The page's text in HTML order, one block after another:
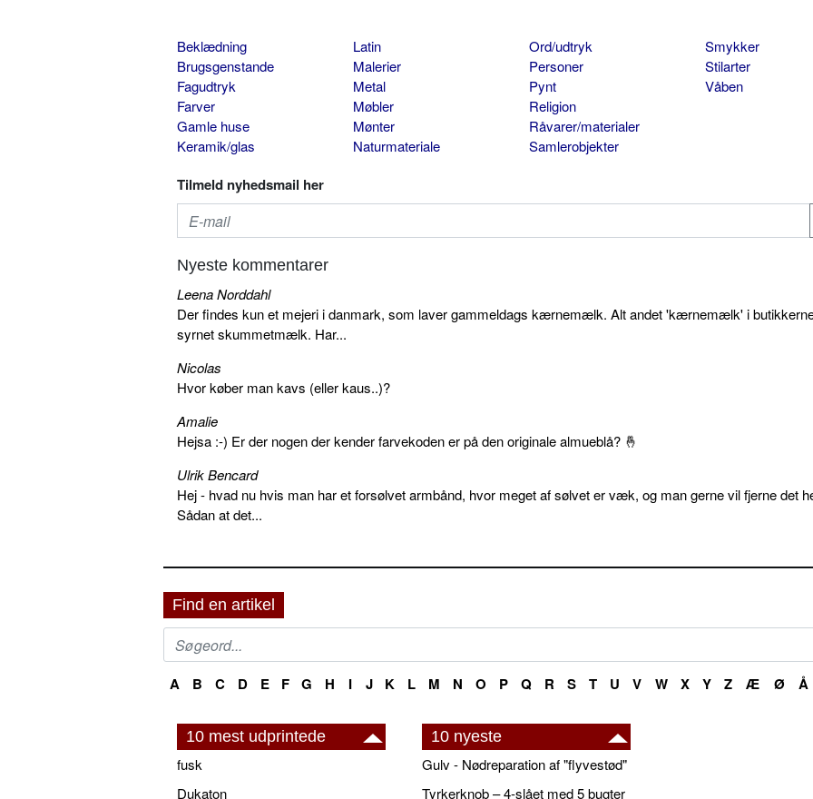
Beklædning
Brugsgenstande
Fagudtryk
Farver
Gamle huse
Keramik/glas
Latin
Malerier
Metal
Møbler
Mønter
Naturmateriale
Ord/udtryk
Personer
Pynt
Religion
Råvarer/materialer
Samlerobjekter
Smykker
Stilarter
Våben
Tilmeld nyhedsmail her
Nyeste kommentarer
Leena Norddahl
Der findes kun et mejeri i danmark, som laver gammeldags kærnemælk. Alt andet 'kærnemælk' i
syrnet skummetmælk. Har...
Nicolas
Hvor køber man kavs (eller kaus..)?
Amalie
Hejsa :-) Er der nogen der kender farvekoden er på den originale almueblå? 🤞
Ulrik Bencard
Hej - hvad nu hvis man har et forsølvet armbånd, hvor meget af sølvet er væk, og man gerne vil fjerne det
Sådan at det...
Find en artikel
A B C D E F G H I J K L M N O P Q R S T U V W X Y Z Æ Ø Å
10 mest udprintede
fusk
Dukaton
10 nyeste
Gulv - Nødreparation af "flyvestød"
Tyrkerknob – 4-slået med 5 bugter